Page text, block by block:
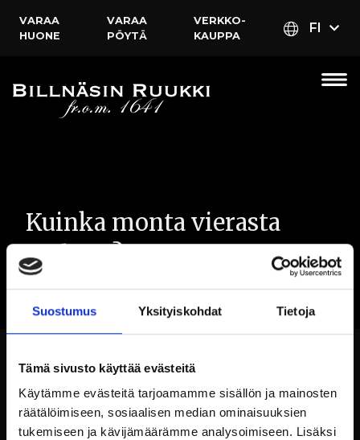
Suostumus Yksityiskohdat Tietoja
Tämä sivusto käyttää evästeitä
Käytämme evästeitä tarjoamamme sisällön ja mainosten
räätälöimiseen, sosiaalisen median ominaisuuksien
tukemiseen ja kävijämäärämme analysoimiseen. Lisäksi
VARAA
HUONE
VARAA
PÖYTÄ
VERKKO­
KAUPPA
FI
Kuinka monta vierasta
mahtuu?
10 – 300 vierasta